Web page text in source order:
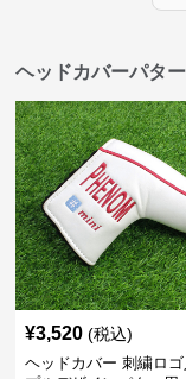
ヘッドカバーパタ
¥3,520 (税込)
ヘッドカバー 刺繍ロ